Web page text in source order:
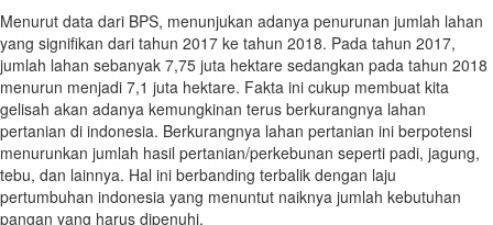
Menurut data dari BPS, menunjukan adanya penurunan jumlah lahan
yang signifikan dari tahun 2017 ke tahun 2018. Pada tahun 2017,
jumlah lahan sebanyak 7,75 juta hektare sedangkan pada tahun 2018
menurun menjadi 7,1 juta hektare. Fakta ini cukup membuat kita
gelisah akan adanya kemungkinan terus berkurangnya lahan
pertanian di indonesia. Berkurangnya lahan pertanian ini berpotensi
menurunkan jumlah hasil pertanian/perkebunan seperti padi, jagung,
tebu, dan lainnya. Hal ini berbanding terbalik dengan laju
pertumbuhan indonesia yang menuntut naiknya jumlah kebutuhan
pangan yang harus dipenuhi.